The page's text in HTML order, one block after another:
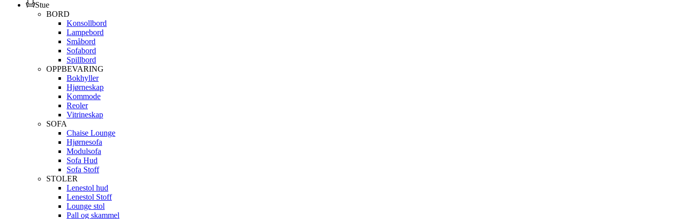
Stue
BORD
Konsollbord
Lampebord
Småbord
Sofabord
Spillbord
OPPBEVARING
Bokhyller
Hjørneskap
Kommode
Reoler
Vitrineskap
SOFA
Chaise Lounge
Hjørnesofa
Modulsofa
Sofa Hud
Sofa Stoff
STOLER
Lenestol hud
Lenestol Stoff
Lounge stol
Pall og skammel